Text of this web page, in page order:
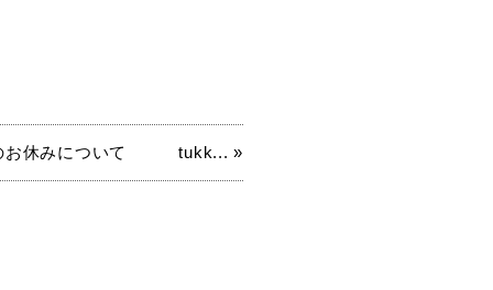
お休みについて tukk... »